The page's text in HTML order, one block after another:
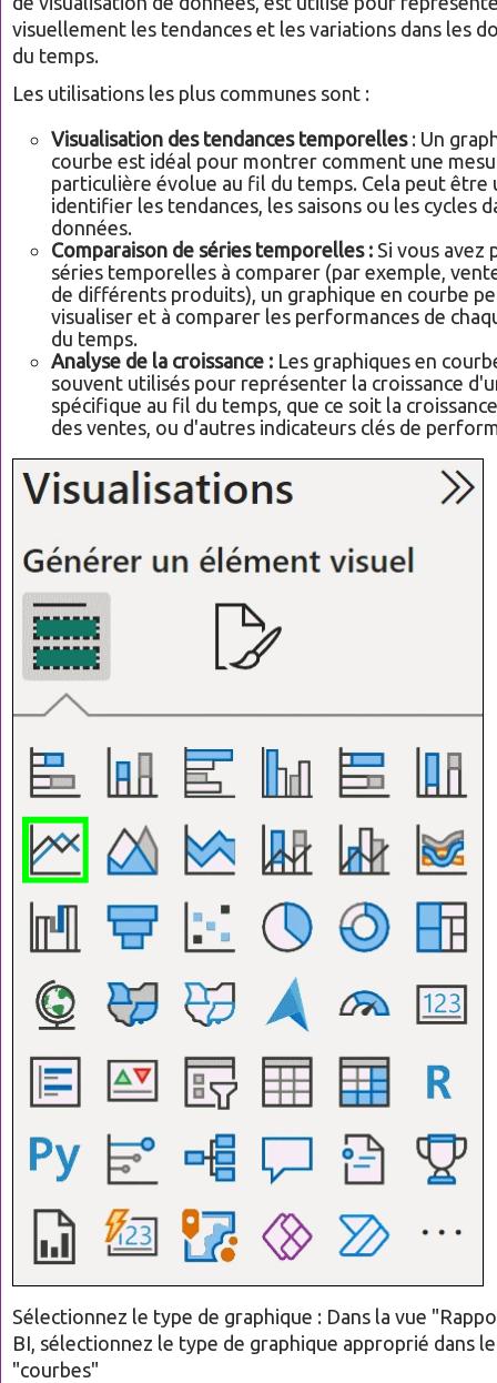
visuellement les tendances et les variations dans les
du temps.
Les utilisations les plus communes sont :
Visualisation des tendances temporelles: Un
courbe est idéal pour montrer comment une
particulière évolue au fil du temps. Cela peut être
identifier les tendances, les saisons ou les cycles
données.
Comparaison de séries temporelles : Si vous avez
séries temporelles à comparer (par exemple,
de différents produits), un graphique en courbe
visualiser et à comparer les performances de
du temps.
Analyse de la croissance : Les graphiques en
souvent utilisés pour représenter la croissance
spécifique au fil du temps, que ce soit la
des ventes, ou d'autres indicateurs clés de
Sélectionnez le type de graphique : Dans la vue
BI, sélectionnez le type de graphique approprié dans
"courbes"